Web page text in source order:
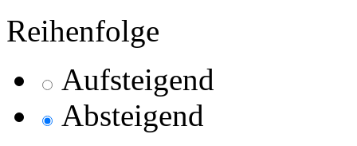
Reihenfolge
Aufsteigend
Absteigend